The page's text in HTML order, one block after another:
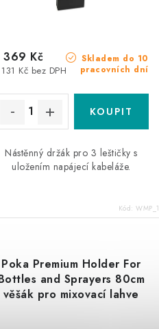
Skladem do 10
pracovních dní
Kč bez DPH
369 Kč
Nástěnný držák pro 3 leštičky s
uložením napájecí kabeláže.
Kód:WMP_1
Poka Premium Holder For
and Sprayers 80cm
věšák pro mixovací lahve